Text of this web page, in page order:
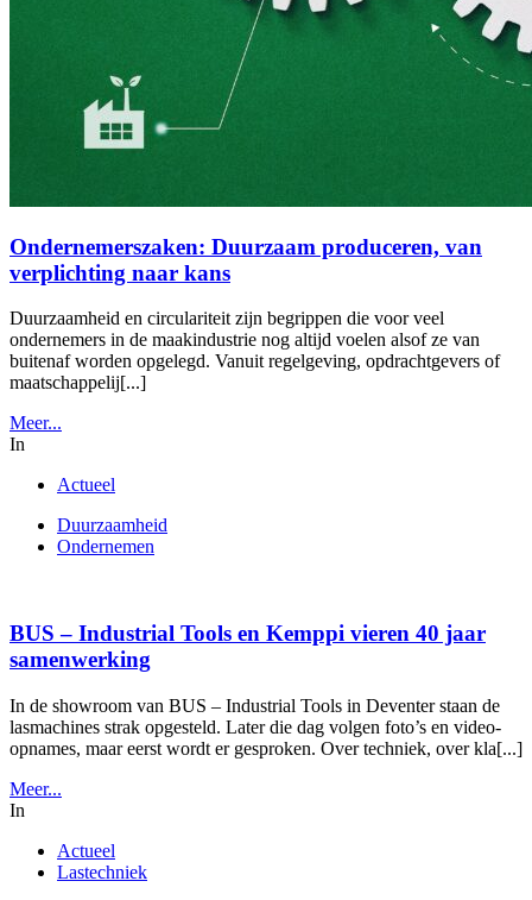
Ondernemerszaken: Duurzaam produceren, van
verplichting naar kans
Duurzaamheid en circulariteit zijn begrippen die voor veel
ondernemers in de maakindustrie nog altijd voelen alsof ze van
buitenaf worden opgelegd. Vanuit regelgeving, opdrachtgevers of
maatschappelij[...]
Meer...
In
Actueel
Duurzaamheid
Ondernemen
BUS – Industrial Tools en Kemppi vieren 40 jaar
samenwerking
In de showroom van BUS – Industrial Tools in Deventer staan de
lasmachines strak opgesteld. Later die dag volgen foto’s en video-
opnames, maar eerst wordt er gesproken. Over techniek, over kla[...]
Meer...
In
Actueel
Lastechniek